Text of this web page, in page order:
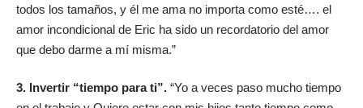
todos los tamaños, y él me ama no importa como esté…. el
amor incondicional de Eric ha sido un recordatorio del amor
que debo darme a mí misma.”
3. Invertir “tiempo para ti”. “Yo a veces paso mucho tiempo